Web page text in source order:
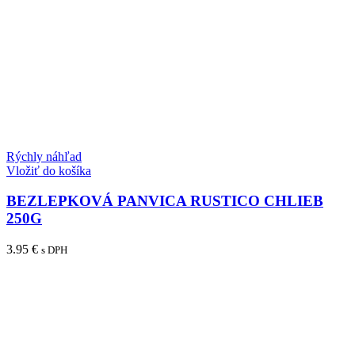
Rýchly náhľad
Vložiť do košíka
BEZLEPKOVÁ PANVICA RUSTICO CHLIEB
250G
3.95 € s DPH